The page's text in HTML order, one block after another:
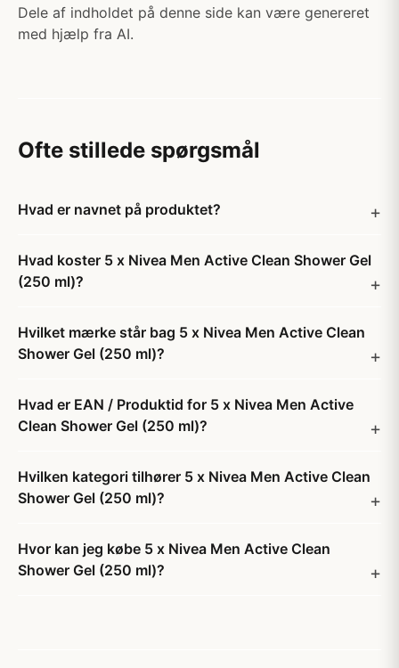
Dele af indholdet på denne side kan være genereret
med hjælp fra AI.
Ofte stillede spørgsmål
Hvad er navnet på produktet?
Hvad koster 5 x Nivea Men Active Clean Shower Gel
(250 ml)?
Hvilket mærke står bag 5 x Nivea Men Active Clean
Shower Gel (250 ml)?
Hvad er EAN / Produktid for 5 x Nivea Men Active
Clean Shower Gel (250 ml)?
Hvilken kategori tilhører 5 x Nivea Men Active Clean
Shower Gel (250 ml)?
Hvor kan jeg købe 5 x Nivea Men Active Clean
Shower Gel (250 ml)?